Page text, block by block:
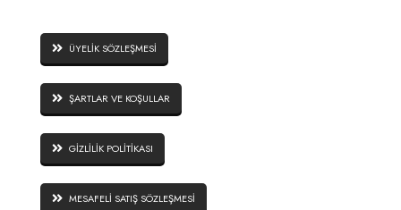
ÜYELİK SÖZLEŞMESİ
ŞARTLAR VE KOŞULLAR
GİZLİLİK POLİTİKASI
MESAFELİ SATIŞ SÖZLEŞMESİ